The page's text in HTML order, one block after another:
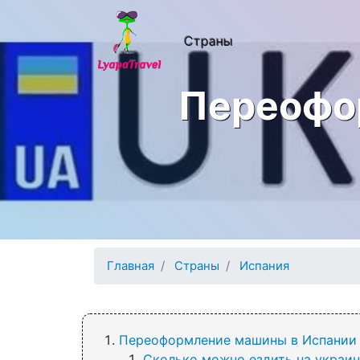
Перейти к основному содержанию
Основная
Страны
Главная Страны Испания
Переоформление машины в Испании